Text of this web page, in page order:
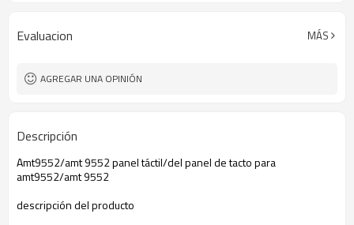
Evaluacion MÁS
AGREGAR UNA OPINIÓN
Descripción
Amt9552/amt 9552 panel táctil/del panel de tacto para
amt9552/amt 9552
descripción del producto